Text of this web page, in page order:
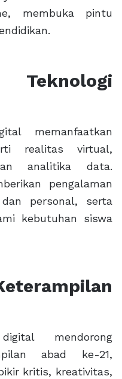
membuka pintu
Teknologi
memanfaatkan
realitas virtual,
analitika data.
pengalaman
personal, serta
kebutuhan siswa
mendorong
abad ke-21,
kritis, kreativitas,